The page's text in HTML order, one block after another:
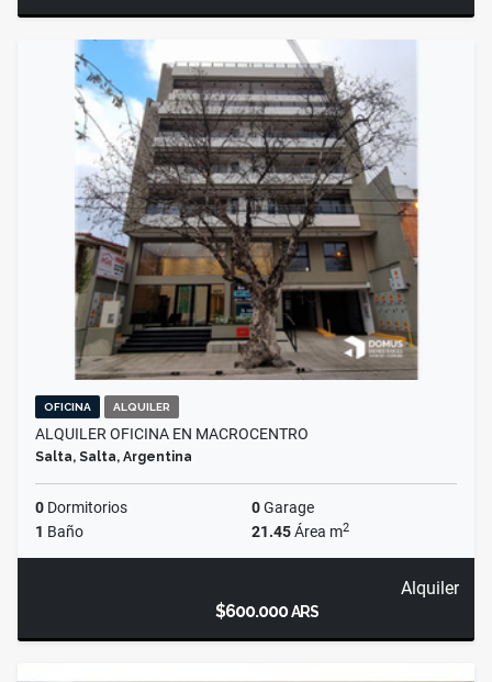
OFICINA ALQUILER
ALQUILER OFICINA EN MACROCENTRO
Salta, Salta, Argentina
0 Dormitorios 0Garage
1 Baño 21.45Área m2
Alquiler
$600.000ARS